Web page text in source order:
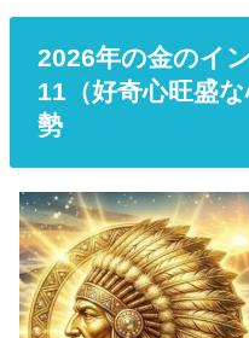
2026年の金のイ
11（好奇心旺盛
勢